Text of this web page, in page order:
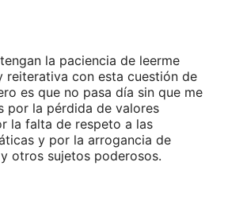
la paciencia de leerme
reiterativa con esta cuestión de
es que no pasa día sin que me
por la pérdida de valores
la falta de respeto a las
y por la arrogancia de
otros sujetos poderosos.